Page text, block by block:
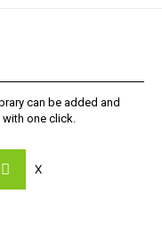
can be added and
one click.
X